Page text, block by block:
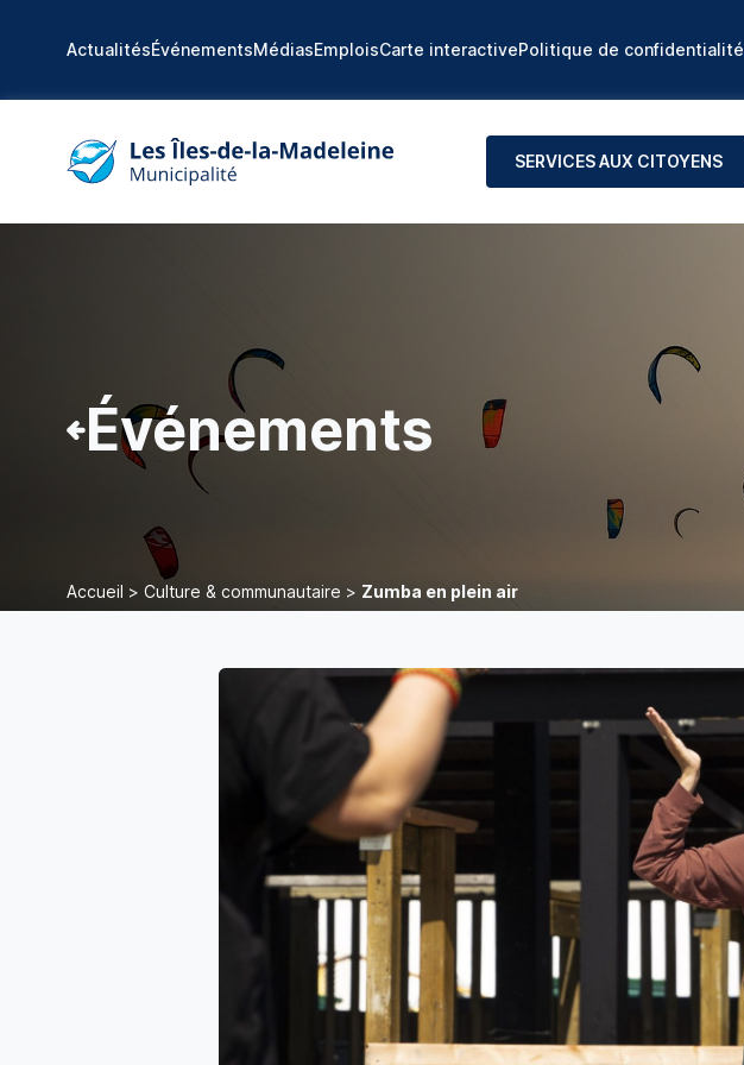
ActualitésÉvénementsMédiasEmploisCarte interactivePolitique de confidentialité
SERVICES AUX CITOYENS
Événements
Accueil > Culture & communautaire > Zumba en plein air